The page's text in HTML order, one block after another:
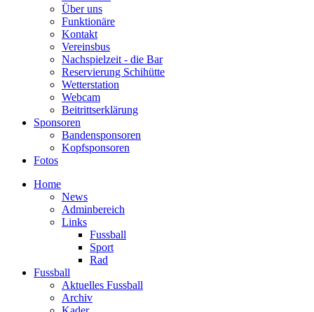
Über uns
Funktionäre
Kontakt
Vereinsbus
Nachspielzeit - die Bar
Reservierung Schihütte
Wetterstation
Webcam
Beitrittserklärung
Sponsoren
Bandensponsoren
Kopfsponsoren
Fotos
Home
News
Adminbereich
Links
Fussball
Sport
Rad
Fussball
Aktuelles Fussball
Archiv